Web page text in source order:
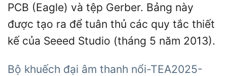
PCB (Eagle) và tệp Gerber. Bảng này
được tạo ra để tuân thủ các quy tắc thiết
kế của Seeed Studio (tháng 5 năm 2013).
Bộ khuếch đại âm thanh nổi-TEA2025-